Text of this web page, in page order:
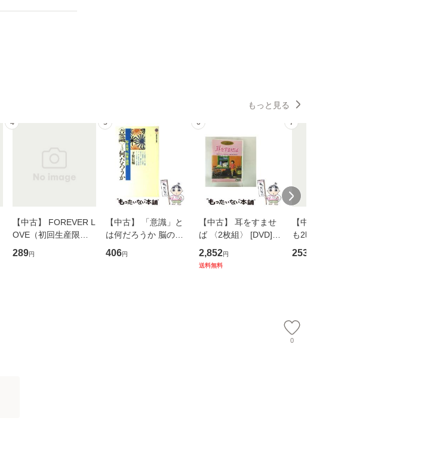
もっと見る
4
【中古】 FOREVER L
OVE（初回生産限定
盤） / 清水翔太×加藤
ミリヤ / [CD]【メール
289円
5
【中古】 「意識」と
は何だろうか 脳の来
歴、知覚の錯誤 （講
談社現代新書） / 下条
406円
6
【中古】 耳をすませ
ば 〈2枚組〉 [DVD] /
ブエナ・ビスタ・ホー
ム・エンターテイメン
2,852円
送料無料
7
【中古】 知識ゼロで
も2時間で決算書が読
めるようになる！ 会
253
0